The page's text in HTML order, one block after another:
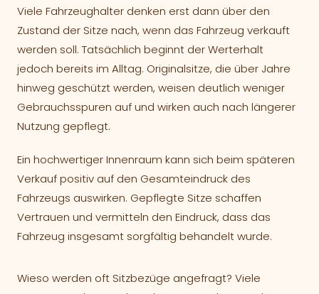
Viele Fahrzeughalter denken erst dann über den
Zustand der Sitze nach, wenn das Fahrzeug verkauft
werden soll. Tatsächlich beginnt der Werterhalt
jedoch bereits im Alltag. Originalsitze, die über Jahre
hinweg geschützt werden, weisen deutlich weniger
Gebrauchsspuren auf und wirken auch nach längerer
Nutzung gepflegt.
Ein hochwertiger Innenraum kann sich beim späteren
Verkauf positiv auf den Gesamteindruck des
Fahrzeugs auswirken. Gepflegte Sitze schaffen
Vertrauen und vermitteln den Eindruck, dass das
Fahrzeug insgesamt sorgfältig behandelt wurde.
Wieso werden oft Sitzbezüge angefragt? Viele